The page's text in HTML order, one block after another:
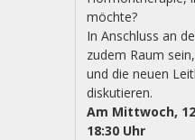
möchte?
In Anschluss an
zudem Raum
und die neuen
diskutieren.
Am Mittwoch,
18:30 Uhr